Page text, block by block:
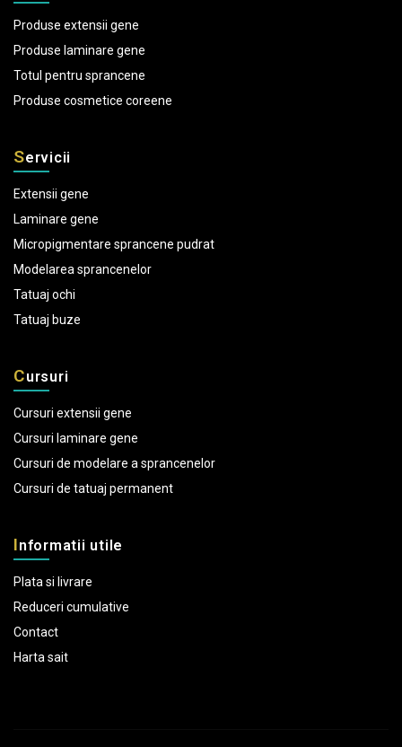
Produse extensii gene
Produse laminare gene
Totul pentru sprancene
Produse cosmetice coreene
Servicii
Extensii gene
Laminare gene
Micropigmentare sprancene pudrat
Modelarea sprancenelor
Tatuaj ochi
Tatuaj buze
Cursuri
Cursuri extensii gene
Cursuri laminare gene
Cursuri de modelare a sprancenelor
Cursuri de tatuaj permanent
Informatii utile
Plata si livrare
Reduceri cumulative
Contact
Harta sait